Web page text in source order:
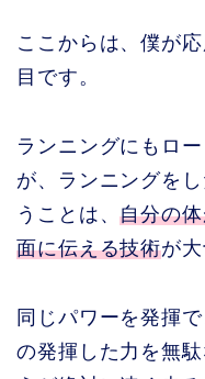
ここからは、僕が
目です。
ランニングにもロ
が、ランニングを
うことは、自分の
面に伝える技術が
同じパワーを発揮
の発揮した力を無